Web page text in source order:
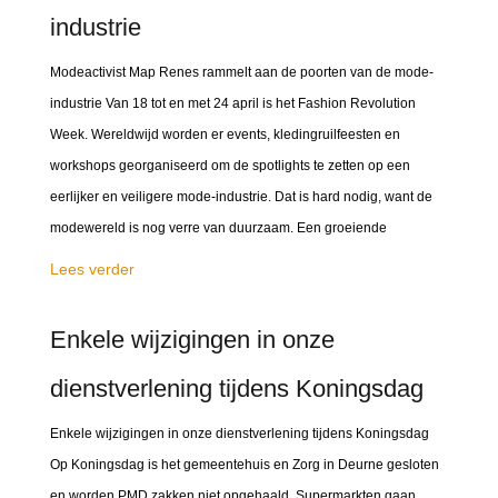
industrie
Modeactivist Map Renes rammelt aan de poorten van de mode-
industrie Van 18 tot en met 24 april is het Fashion Revolution
Week. Wereldwijd worden er events, kledingruilfeesten en
workshops georganiseerd om de spotlights te zetten op een
eerlijker en veiligere mode-industrie. Dat is hard nodig, want de
modewereld is nog verre van duurzaam. Een groeiende
Lees verder
Enkele wijzigingen in onze
dienstverlening tijdens Koningsdag
Enkele wijzigingen in onze dienstverlening tijdens Koningsdag
Op Koningsdag is het gemeentehuis en Zorg in Deurne gesloten